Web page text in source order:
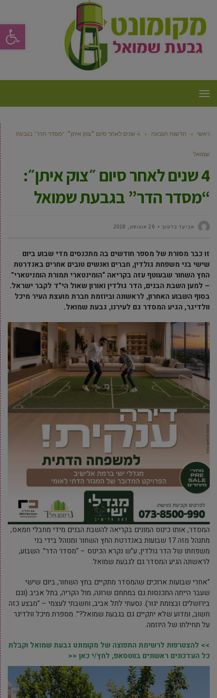
פתח
תפריט
ראשי » חדשות הגבעה » 4 שנים לאחר סיום ״צוק איתן״: “מסדר הדר” בגבעת
שמואל
4 שנים לאחר סיום ״צוק איתן״:
“מסדר הדר” בגבעת שמואל
אביעד ברטוב 26 אוגוסט, 2018
זו כבר מסורת של מספר חודשים בה מתכנסים מדי שבוע ביום
שישי בני משפחת גולדין, חברים ואנשים טובים אחרים באנדרטת
החץ השחור שבעוטף עזה בקריאה “הומינטארי תמורת הומניטארי”
– למען השבת הבנים, הדר גולדין ואורון שאול הי”ד לקבר ישראל.
בסוף השבוע האחרון, לראשונה וביוזמת חברת מועצת העיר מיכל
וולדיגר, הגיע המסדר גם לעירנו, גבעת שמואל.
המסדר, אותו כינוס המונים בקריאה להשבת הבנים מידי מחבלי חמאס,
מתנהל מזה 17 שבועות באנדרטת החץ השחור ומנוהל בידי בני
משפחתו של הדר גולדין, ע”ש נקרא הכינוס – “מסדר הדר”. השבוע,
לראשונה הגיע המסדר גם לגבעת שמואל.
“אחרי שבועות ארוכים שהמסדר מתקיים בחץ השחור, ביום שישי
שעבר הייתה התכנסות גם במתחם שרונה, מול הקריה, בתל אביב (וגם
בירושלים ובצומת יגור). נסעתי לתל אביב, וחשבתי לעצמי – “מבצע כזה
חשוב, ומדוע שלא יתקיים גם בגבעת שמואל?”. מספרת מיכל וולדיגר
על תחילתו של היוזמה.
>> להצטרפות לרשימת התפוצה של מקומונט גבעת שמואל וקבלת
כל העדכונים ראשונים בווטסאפ, לחץ/י כאן <<